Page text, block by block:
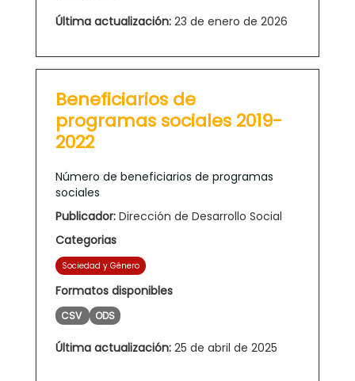
Última actualización: 23 de enero de 2026
Beneficiarios de
programas sociales 2019-
2022
Número de beneficiarios de programas
sociales
Publicador: Dirección de Desarrollo Social
Categorias
Sociedad y Género
Formatos disponibles
CSV ODS
Última actualización: 25 de abril de 2025